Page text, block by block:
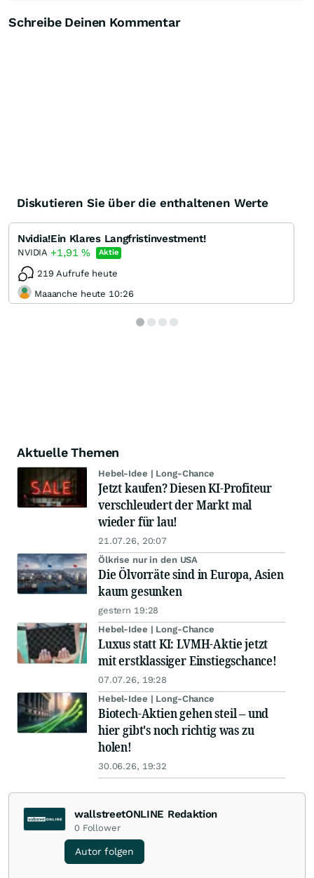
Schreibe Deinen Kommentar
Diskutieren Sie über die enthaltenen Werte
Nvidia!Ein Klares Langfristinvestment!
NVIDIA +1,91% Aktie
219 Aufrufe heute
Maaanche heute 10:26
Aktuelle Themen
Hebel-Idee | Long-Chance
Jetzt kaufen? Diesen KI-Profiteur
verschleudert der Markt mal
wieder für lau!
21.07.26, 20:07
Ölkrise nur in den USA
Die Ölvorräte sind in Europa, Asien
kaum gesunken
gestern 19:28
Hebel-Idee | Long-Chance
Luxus statt KI: LVMH-Aktie jetzt
mit erstklassiger Einstiegschance!
07.07.26, 19:28
Hebel-Idee | Long-Chance
Biotech-Aktien gehen steil – und
hier gibt's noch richtig was zu
holen!
30.06.26, 19:32
wallstreetONLINE Redaktion
0 Follower
Autor folgen